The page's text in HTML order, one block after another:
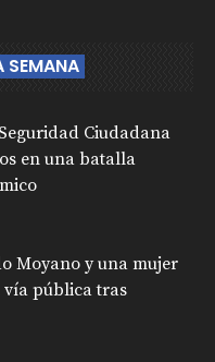
SEMANA
Ciudadana
en una batalla
Moyano y una mujer
pública tras